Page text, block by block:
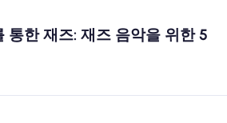
통한 재즈: 재즈 음악을 위한 5